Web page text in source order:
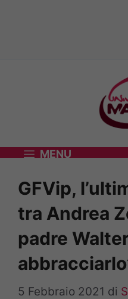
MENU
GFVip,
tra Andrea
padre
5 Febbraio 2021 di